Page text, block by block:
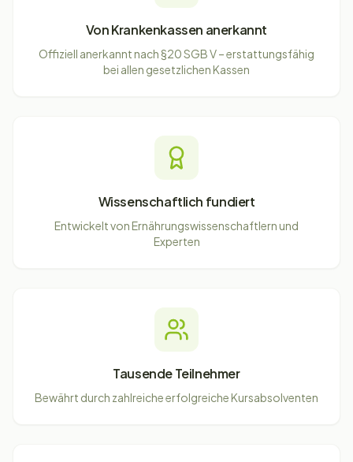
Von Krankenkassen anerkannt
Offiziell anerkannt nach §20 SGB V – erstattungsfähig
bei allen gesetzlichen Kassen
Wissenschaftlich fundiert
Entwickelt von Ernährungswissenschaftlern und
Experten
Tausende Teilnehmer
Bewährt durch zahlreiche erfolgreiche Kursabsolventen